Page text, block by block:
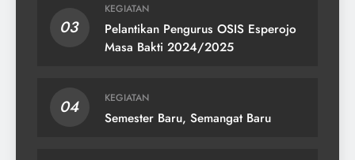
03
KEGIATAN
Pelantikan Pengurus OSIS Esperojo
Masa Bakti 2024/2025
04 KEGIATAN
Semester Baru, Semangat Baru